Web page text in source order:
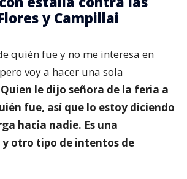
y Campillai
quién fue y no me interesa en
voy a hacer una sola
Quien le dijo señora de la feria a
fue, así que lo estoy diciendo
hacia nadie. Es una
y otro tipo de intentos de